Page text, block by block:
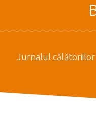
Jurnalul călătoriilor